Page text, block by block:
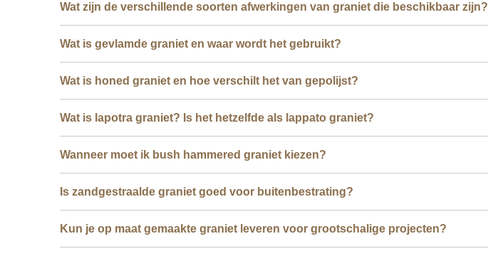
Wat zijn de verschillende soorten afwerkingen van graniet die beschikbaar zijn?
Wat is gevlamde graniet en waar wordt het gebruikt?
Wat is honed graniet en hoe verschilt het van gepolijst?
Wat is lapotra graniet? Is het hetzelfde als lappato graniet?
Wanneer moet ik bush hammered graniet kiezen?
Is zandgestraalde graniet goed voor buitenbestrating?
Kun je op maat gemaakte graniet leveren voor grootschalige projecten?